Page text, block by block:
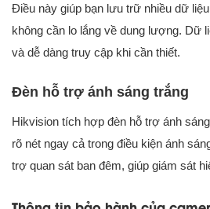
Điều này giúp bạn lưu trữ nhiều dữ
không cần lo lắng về dung lượng. Dữ
và dễ dàng truy cập khi cần thiết.
Đèn hỗ trợ ánh sáng trắng
Hikvision tích hợp đèn hỗ trợ ánh
rõ nét ngay cả trong điều kiện ánh
trợ quan sát ban đêm, giúp giám sát